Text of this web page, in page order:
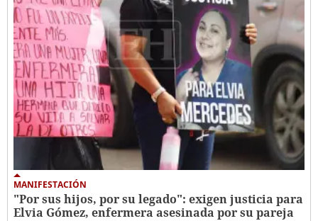
MANIFESTACIÓN
"Por sus hijos, por su legado": exigen justicia para
Elvia Gómez, enfermera asesinada por su pareja